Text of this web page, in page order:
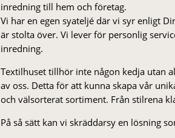
inredning till hem och företag.
Vi har en egen syateljé där vi syr enligt
är stolta över. Vi lever för personlig
inredning.
Textilhuset tillhör inte någon kedja utan
av oss. Detta för att kunna skapa vår
och välsorterat sor­ti­ment. Från stil­rena
På så sätt kan vi skräddarsy en lösning